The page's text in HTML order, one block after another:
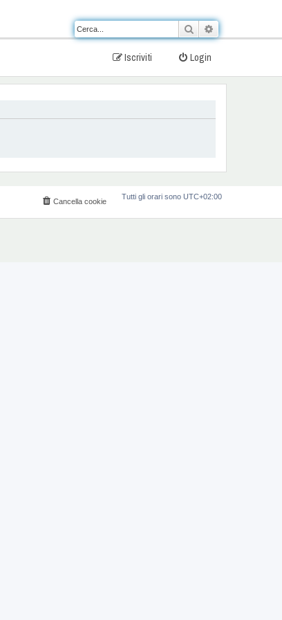
Cerca
Login
Iscriviti
Tutti gli orari sono UTC+02:00
Cancella cookie